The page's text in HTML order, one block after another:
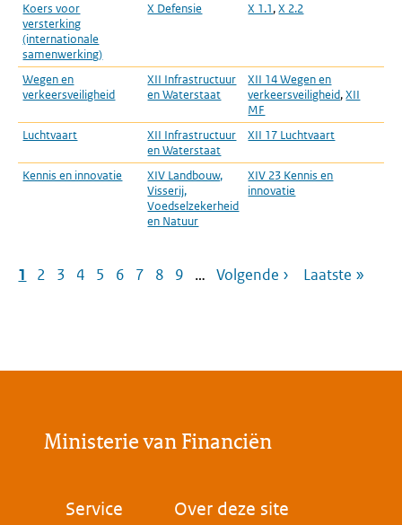
Koers voor
versterking
(internationale
samenwerking)
X Defensie X 1.1,X 2.2
Wegen en
verkeersveiligheid
XII Infrastructuur
en Waterstaat
XII 14 Wegen en
verkeersveiligheid,XII
MF
Luchtvaart
XII Infrastructuur
en Waterstaat
XII 17 Luchtvaart
Kennis en innovatie
XIV Landbouw,
Visserij,
Voedselzekerheid
en Natuur
XIV 23 Kennis en
innovatie
Paginering
Pagina
1 Pagina
2 Pagina
3 Pagina
4 Pagina
5 Pagina
6 Pagina
7 Pagina
8 Pagina
9 …
Volgende
Volgende ›
Laatste
Laatste »
Ministerie van Financiën
Voet
Service Over deze site